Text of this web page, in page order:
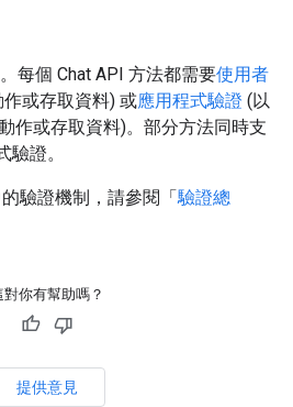
每個 Chat API 方法都需要使用者
或存取資料) 或應用程式驗證 (以
作或存取資料)。部分方法同時支
證。
驗證機制，請參閱「驗證總
對你有幫助嗎？
提供意見